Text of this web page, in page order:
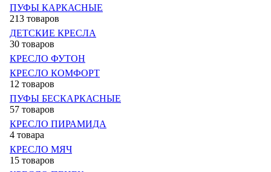
ПУФЫ КАРКАСНЫЕ
213 товаров
ДЕТСКИЕ КРЕСЛА
30 товаров
КРЕСЛО ФУТОН
КРЕСЛО КОМФОРТ
12 товаров
ПУФЫ БЕСКАРКАСНЫЕ
57 товаров
КРЕСЛО ПИРАМИДА
4 товара
КРЕСЛО МЯЧ
15 товаров